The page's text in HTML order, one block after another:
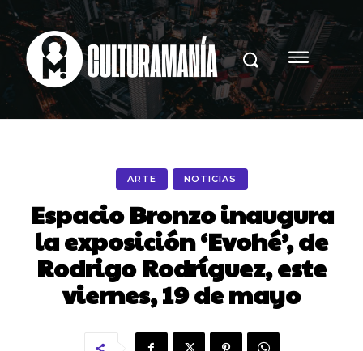
ARTE NOTICIAS
Espacio Bronzo inaugura
la exposición ‘Evohé’, de
Rodrigo Rodríguez, este
viernes, 19 de mayo